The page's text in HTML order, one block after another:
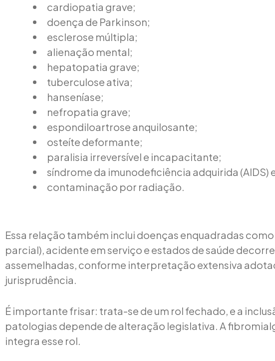
cardiopatia grave;
doença de Parkinson;
esclerose múltipla;
alienação mental;
hepatopatia grave;
tuberculose ativa;
hanseníase;
nefropatia grave;
espondiloartrose anquilosante;
osteíte deformante;
paralisia irreversível e incapacitante;
síndrome da imunodeficiência adquirida (AIDS)
contaminação por radiação.
Essa relação também inclui doenças enquadradas
parcial), acidente em serviço e estados de saúde
assemelhadas, conforme interpretação extensiva
jurisprudência.
É importante frisar: trata-se de um rol fechado, e a
patologias depende de alteração legislativa. A
integra esse rol.